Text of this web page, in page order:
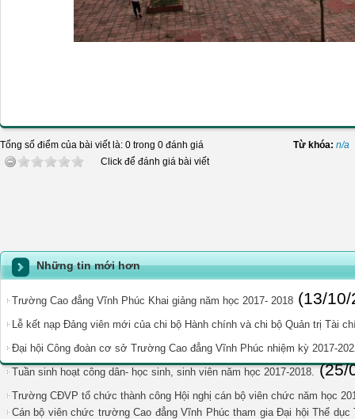
Tổng số điểm của bài viết là: 0 trong 0 đánh giá
Click để đánh giá bài viết
Từ khóa: n/a
Những tin mới hơn
Trường Cao đẳng Vĩnh Phúc Khai giảng năm học 2017- 2018 (13/
Lễ kết nạp Đảng viên mới của chi bộ Hành chính và chi bộ Quản trị Tài
Đại hội Công đoàn cơ sở Trường Cao đẳng Vĩnh Phúc nhiệm kỳ 2017-
Tuần sinh hoạt công dân- học sinh, sinh viên năm học 2017-2018. (25/
Trường CĐVP tổ chức thành công Hội nghị cán bộ viên chức năm học
Cán bộ viên chức trường Cao đẳng Vĩnh Phúc tham gia Đại hội Thể